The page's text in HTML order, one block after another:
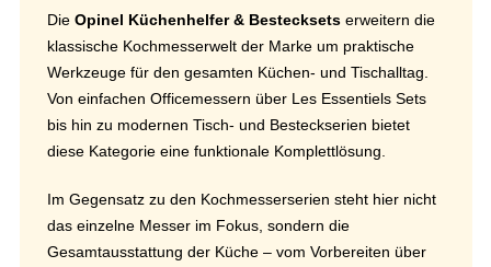
Die Opinel Küchenhelfer & Bestecksetserweitern die
klassische Kochmesserwelt der Marke um praktische
Werkzeuge für den gesamten Küchen- und Tischalltag.
Von einfachen Officemessern über Les Essentiels Sets
bis hin zu modernen Tisch- und Besteckserien bietet
diese Kategorie eine funktionale Komplettlösung.
Im Gegensatz zu den Kochmesserserien steht hier nicht
das einzelne Messer im Fokus, sondern die
Gesamtausstattung der Küche – vom Vorbereiten über